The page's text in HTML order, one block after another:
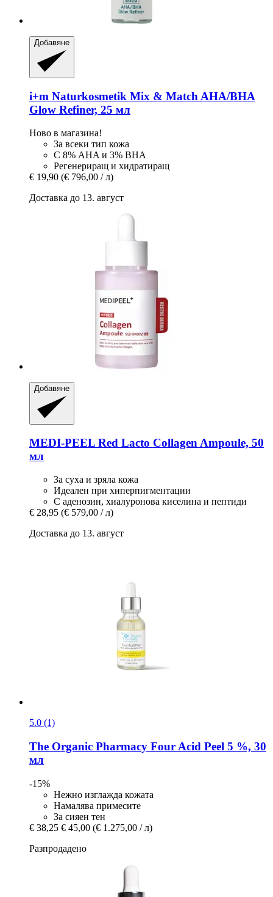
Добавяне
i+m Naturkosmetik Mix & Match AHA/BHA
Glow Refiner, 25 мл
Ново в магазина!
За всеки тип кожа
С 8% AHA и 3% BHA
Регенериращ и хидратиращ
€ 19,90 (€ 796,00 / л)
Доставка до 13. август
Добавяне
MEDI-PEEL Red Lacto Collagen Ampoule, 50
мл
За суха и зряла кожа
Идеален при хиперпигментации
С аденозин, хиалуронова киселина и пептиди
€ 28,95 (€ 579,00 / л)
Доставка до 13. август
5.0 (1)
The Organic Pharmacy Four Acid Peel 5 %, 30
мл
-15%
Нежно изглажда кожата
Намалява примесите
За сияен тен
€ 38,25 € 45,00 (€ 1.275,00 / л)
Разпродадено